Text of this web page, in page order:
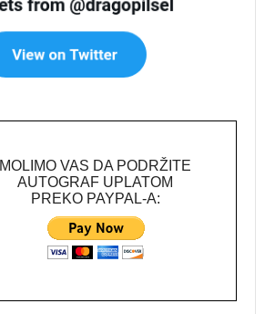
MOLIMO VAS DA PODRŽITE
AUTOGRAF UPLATOM
PREKO PAYPAL-A: